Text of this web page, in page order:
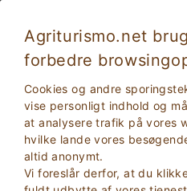
Agriturismo.net
forbedre
Cookies og andre
vise personligt indhold og
at analysere trafik på vores
hvilke lande vores
altid anonymt.
Vi foreslår derfor, at du
Caerano San
Stuehus
Treviso, Caerano San Marco
SPøRG EJEREN